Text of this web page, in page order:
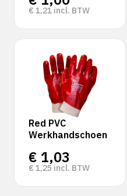
€ 1,21 incl. BTW
Red PVC
Werkhandschoen
€ 1,03
€ 1,25 incl. BTW